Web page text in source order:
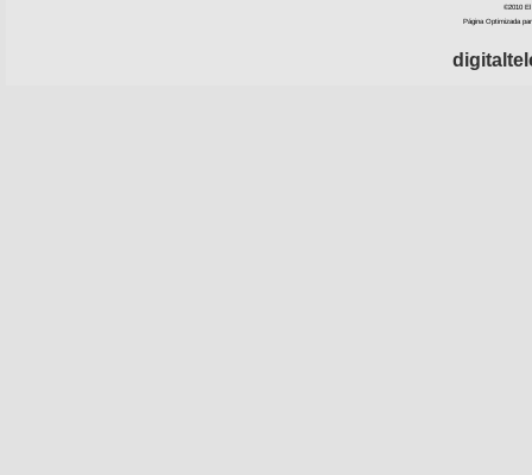
©2010 El
Página Optimizada